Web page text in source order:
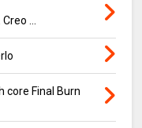
...
core Final Burn